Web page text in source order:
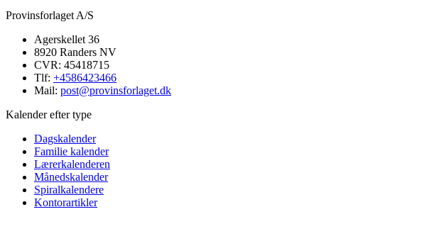
Provinsforlaget A/S
Agerskellet 36
8920 Randers NV
CVR: 45418715
Tlf: +4586423466
Mail: post@provinsforlaget.dk
Kalender efter type
Dagskalender
Familie kalender
Lærerkalenderen
Månedskalender
Spiralkalendere
Kontorartikler